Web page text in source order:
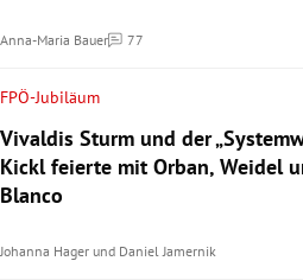
Anna-Maria Bauer 77
Kommentare
FPÖ-Jubiläum
Vivaldis Sturm und der
Kickl feierte mit Orban, Weidel
Blanco
Johanna Hager und Daniel Jamernik